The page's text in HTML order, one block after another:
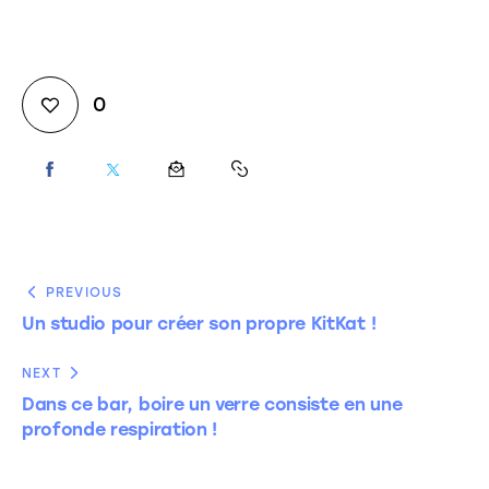
0
PREVIOUS
Un studio pour créer son propre KitKat !
NEXT
Dans ce bar, boire un verre consiste en une
profonde respiration !